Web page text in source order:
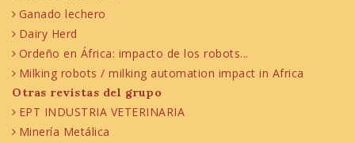
Ganado lechero
Dairy Herd
Ordeño en África: impacto de los robots...
Milking robots / milking automation impact in Africa
Otras revistas del grupo
EPT INDUSTRIA VETERINARIA
Minería Metálica